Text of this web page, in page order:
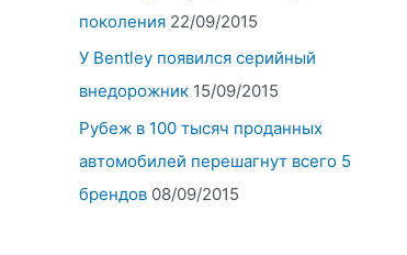
поколения 22/09/2015
У Bentley появился серийный
внедорожник 15/09/2015
Рубеж в 100 тысяч проданных
автомобилей перешагнут всего 5
брендов 08/09/2015